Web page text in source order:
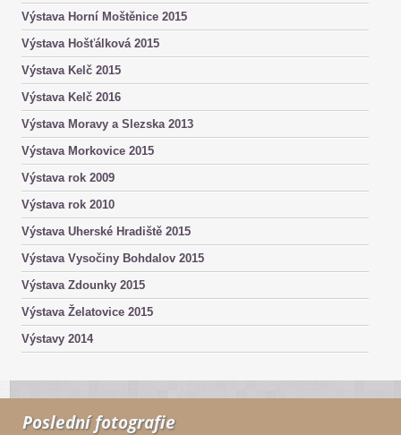
Výstava Horní Moštěnice 2015
Výstava Hošťálková 2015
Výstava Kelč 2015
Výstava Kelč 2016
Výstava Moravy a Slezska 2013
Výstava Morkovice 2015
Výstava rok 2009
Výstava rok 2010
Výstava Uherské Hradiště 2015
Výstava Vysočiny Bohdalov 2015
Výstava Zdounky 2015
Výstava Želatovice 2015
Výstavy 2014
Poslední fotografie